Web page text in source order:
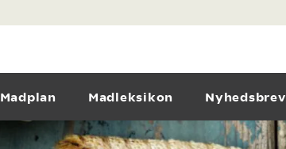
Madplan Madleksikon Nyhedsbrev